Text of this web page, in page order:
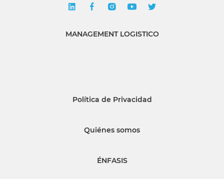
MANAGEMENT LOGISTICO
Política de Privacidad
Quiénes somos
ÉNFASIS